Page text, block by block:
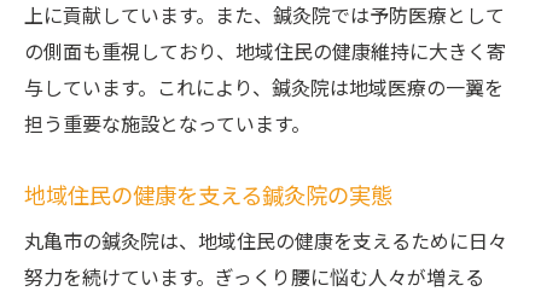
上に貢献しています。また、鍼灸院では予防医療として
の側面も重視しており、地域住民の健康維持に大きく寄
与しています。これにより、鍼灸院は地域医療の一翼を
担う重要な施設となっています。
地域住民の健康を支える鍼灸院の実態
丸亀市の鍼灸院は、地域住民の健康を支えるために日々
努力を続けています。ぎっくり腰に悩む人々が増える